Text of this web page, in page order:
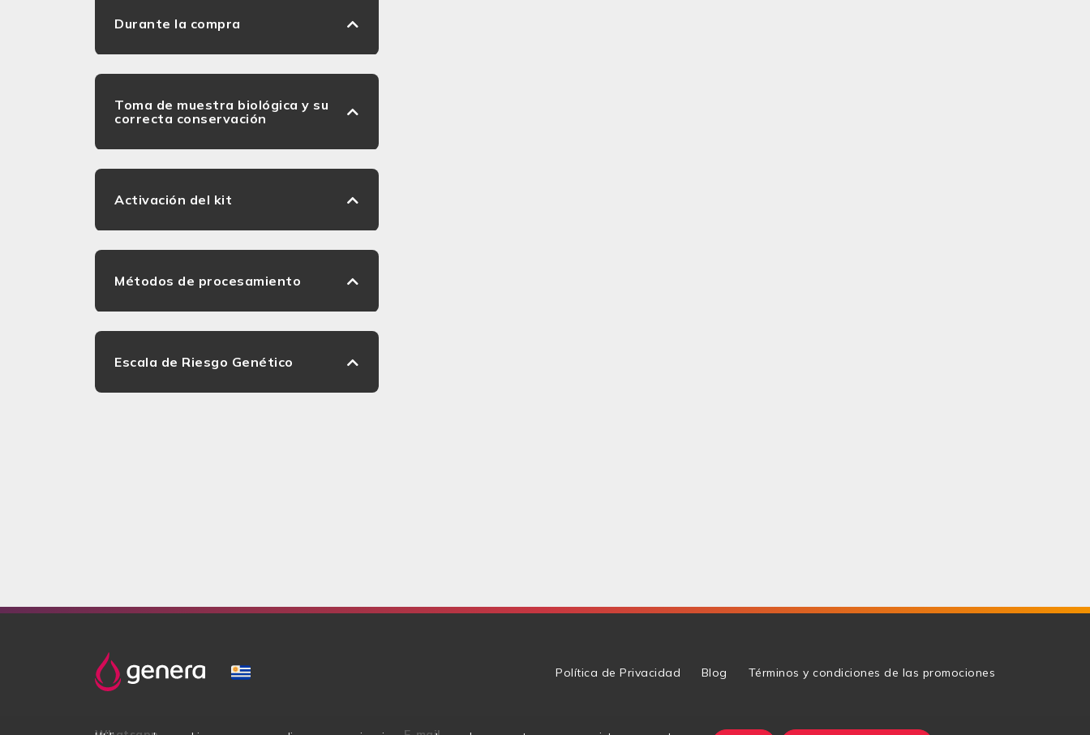
Durante la compra
Toma de muestra biológica y su
correcta conservación
Activación del kit
Métodos de procesamiento
Escala de Riesgo Genético
Política de Privacidad Blog Términos y condiciones de las promociones